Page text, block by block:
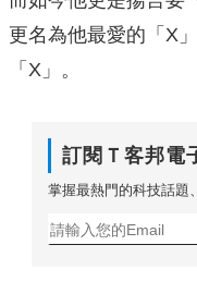
更名為他最愛的「X
「X」。
訂閱Ｔ客邦電
掌握最熱門的科技話題